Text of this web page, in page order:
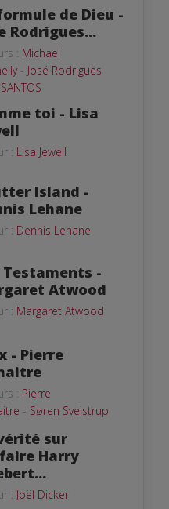
de Dieu -
Rodrigues...
: Michael
- José Rodrigues
toi - Lisa
: Lisa Jewell
Island -
Lehane
: Dennis Lehane
Testaments -
Atwood
: Margaret Atwood
- Pierre
: Pierre
- Søren Sveistrup
sur
Harry
: Joël Dicker